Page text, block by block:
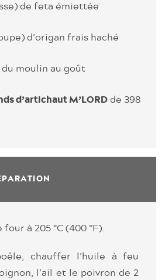
de feta émiettée
d’origan frais haché
moulin au goût
d’artichaut M’LORD de 398
à 205 °C (400 °F).
chauffer l’huile à feu
l’ail et le poivron de 2